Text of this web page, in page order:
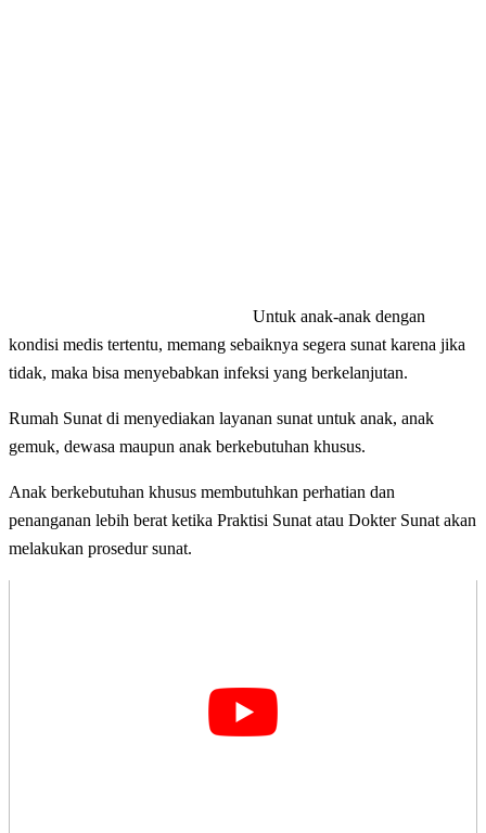
Untuk anak-anak dengan
kondisi medis tertentu, memang sebaiknya segera sunat karena jika
tidak, maka bisa menyebabkan infeksi yang berkelanjutan.
Rumah Sunat di menyediakan layanan sunat untuk anak, anak
gemuk, dewasa maupun anak berkebutuhan khusus.
Anak berkebutuhan khusus membutuhkan perhatian dan
penanganan lebih berat ketika Praktisi Sunat atau Dokter Sunat akan
melakukan prosedur sunat.